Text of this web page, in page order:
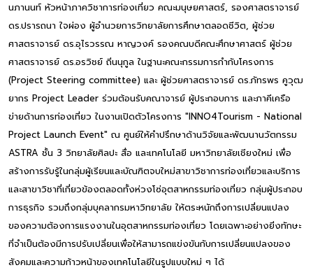
นภานนท์ หัวหน้าภาควิชาการท่องเที่ยว คณะมนุษยศาสตร์, รองศาสตราจารย์
ดร.ปรารถนา ใจผ่อง ผู้อำนวยการวิทยาลัยการศึกษาตลอดชีวิต, ผู้ช่วย
ศาสตราจารย์ ดร.อุไรวรรณ หาญวงค์ รองคณบดีคณะศึกษาศาสตร์ ผู้ช่วย
ศาสตราจารย์ ดร.อรวิชย์ ถิ่นนุกูล ในฐานะคณะกรรมการกำกับโครงการ
(Project Steering committee) และ ผู้ช่วยศาสตราจารย์ ดร.ภัทรพร คูวุฒ
ยากร Project Leader ร่วมต้อนรับคณาจารย์ ผู้ประกอบการ และภาคีเครือ
ข่ายด้านการท่องเที่ยว ในงานเปิดตัวโครงการ "INNO4Tourism - National
Project Launch Event" ณ ศูนย์ให้คำปรึกษาด้านวิจัยและพัฒนานวัตกรรม
ASTRA ชั้น 3 วิทยาลัยศิลปะ สื่อ และเทคโนโลยี มหาวิทยาลัยเชียงใหม่ เพื่อ
สร้างการรับรู้ในกลุ่มผู้เรียนและบัณฑิตจบใหม่สาขาวิชาการท่องเที่ยวและบริการ
และสาขาวิชาที่เกี่ยวข้องตลอดทั้งห่วงโซ่อุตสาหกรรมท่องเที่ยว กลุ่มผู้ประกอบ
การธุรกิจ รวมถึงกลุ่มบุคลากรมหาวิทยาลัย ให้ตระหนักถึงการเปลี่ยนแปลง
ของความต้องการแรงงานในอุตสาหกรรมท่องเที่ยว โดยเฉพาะอย่างยิ่งทักษะ
ที่จำเป็นต้องมีการปรับเปลี่ยนเพื่อให้สามารถแข่งขันกับการเปลี่ยนแปลงของ
สังคมและความก้าวหน้าของเทคโนโลยีในรูปแบบใหม่ ๆ ได้